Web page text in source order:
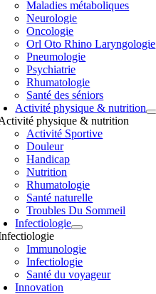
Maladies métaboliques
Neurologie
Oncologie
Orl Oto Rhino Laryngologie
Pneumologie
Psychiatrie
Rhumatologie
Santé des séniors
Activité physique & nutrition
physique & nutrition
Activité Sportive
Douleur
Handicap
Nutrition
Rhumatologie
Santé naturelle
Troubles Du Sommeil
Infectiologie
Immunologie
Infectiologie
Santé du voyageur
Innovation